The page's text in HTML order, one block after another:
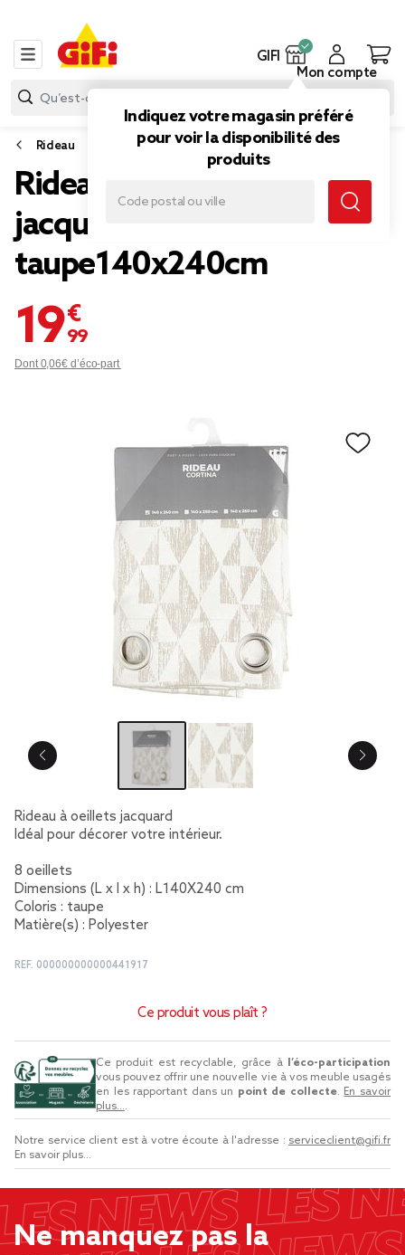
GIFI
Indiquez votre magasin préféré
pour voir la disponibilité des
produits
Mon compte
Rideau
Rideau à oeillets motif
jacquard
taupe140x240cm
19,99 €
Dont 0,06€ d’éco-part
Rideau à oeillets jacquard
Idéal pour décorer votre intérieur.
8 oeillets
Dimensions (L x l x h) : L140X240 cm
Coloris : taupe
Matière(s) : Polyester
REF. 000000000000441917
Ce produit vous plaît ?
Ce produit est recyclable, grâce à
l’éco-participation
vous pouvez offrir une nouvelle vie à vos meuble usagés
en les rapportant dans un point de collecte. En savoir
plus....
Notre service client est à votre écoute à l'adresse : serviceclient@gifi.fr
En savoir plus...
Ne manquez pas la